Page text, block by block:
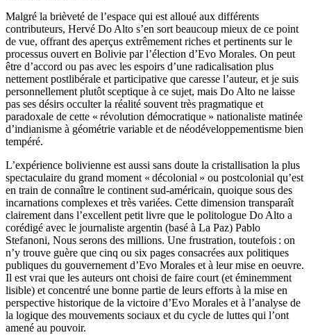
Malgré la brièveté de l’espace qui est alloué aux différents
contributeurs, Hervé Do Alto s’en sort beaucoup mieux de ce point
de vue, offrant des aperçus extrêmement riches et pertinents sur le
processus ouvert en Bolivie par l’élection d’Evo Morales. On peut
être d’accord ou pas avec les espoirs d’une radicalisation plus
nettement postlibérale et participative que caresse l’auteur, et je suis
personnellement plutôt sceptique à ce sujet, mais Do Alto ne laisse
pas ses désirs occulter la réalité souvent très pragmatique et
paradoxale de cette « révolution démocratique » nationaliste matinée
d’indianisme à géométrie variable et de néodéveloppementisme bien
tempéré.
L’expérience bolivienne est aussi sans doute la cristallisation la plus
spectaculaire du grand moment « décolonial » ou postcolonial qu’est
en train de connaître le continent sud-américain, quoique sous des
incarnations complexes et très variées. Cette dimension transparaît
clairement dans l’excellent petit livre que le politologue Do Alto a
corédigé avec le journaliste argentin (basé à La Paz) Pablo
Stefanoni, Nous serons des millions. Une frustration, toutefois : on
n’y trouve guère que cinq ou six pages consacrées aux politiques
publiques du gouvernement d’Evo Morales et à leur mise en oeuvre.
Il est vrai que les auteurs ont choisi de faire court (et éminemment
lisible) et concentré une bonne partie de leurs efforts à la mise en
perspective historique de la victoire d’Evo Morales et à l’analyse de
la logique des mouvements sociaux et du cycle de luttes qui l’ont
amené au pouvoir.